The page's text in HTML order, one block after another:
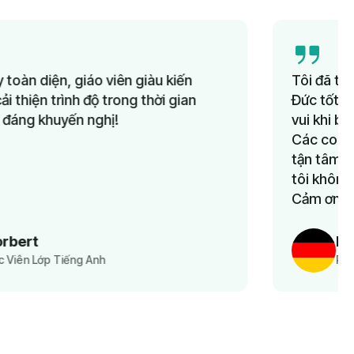
Phụ Huynh Học Viên Lớp Tiếng Đức Cho Trẻ Em
Tôi đã tìm kiếm nhiều năm các lớp học Tiếng
Đức tốt và giá cả hợp lý cho con mình. Tôi rất
vui khi biết đến Lingua Learn vài tháng trước.
Các con tôi rất thích lớp học. Đội ngũ hỗ trợ
tận tâm, giá cả hợp lý, và quan trọng nhất—
tôi không phải lo đưa đón vì học trực tuyến.